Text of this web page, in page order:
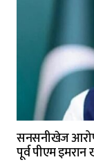
सनसनीखेज
पूर्व पीएम इमरान